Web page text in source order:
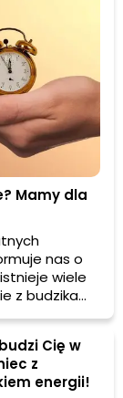
Mamy dla
nas o
z budzika
zależy od
który ma
się, w jaki
Cię w
z
energii!